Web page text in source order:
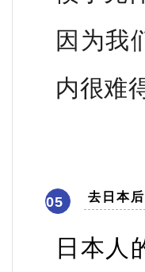
因为我
内很难
05 去日本
日本人